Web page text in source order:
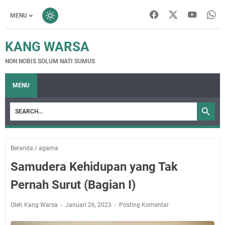
MENU
KANG WARSA
NON NOBIS SOLUM NATI SUMUS
MENU
Beranda / agama
Samudera Kehidupan yang Tak
Pernah Surut (Bagian I)
Oleh Kang Warsa Januari 26, 2023 Posting Komentar